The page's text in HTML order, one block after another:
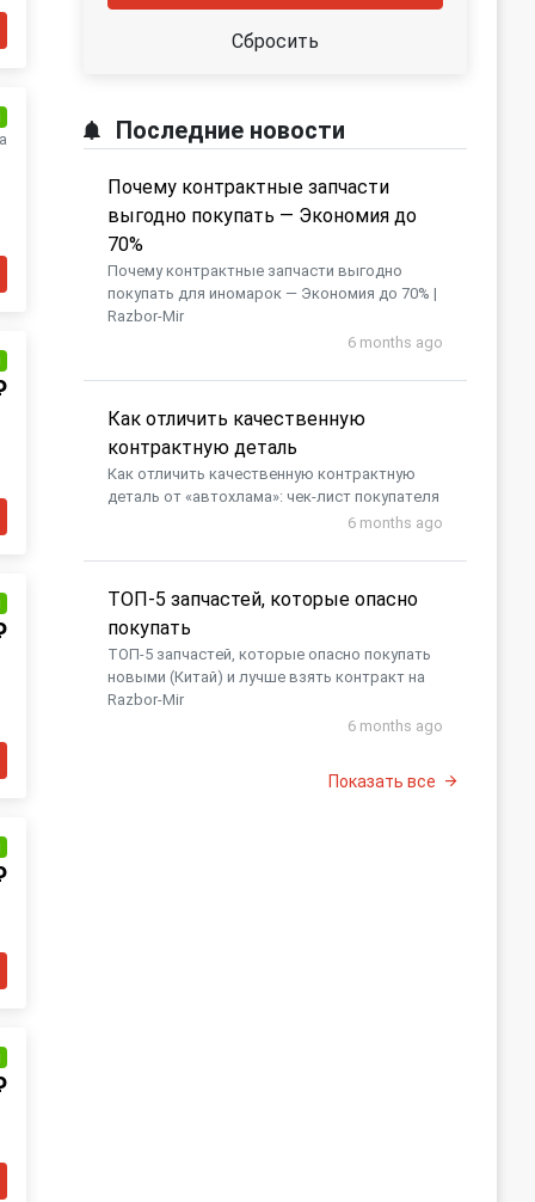
Сбросить
Последние новости
Почему контрактные запчасти
выгодно покупать — Экономия до
70%
Почему контрактные запчасти выгодно
покупать для иномарок — Экономия до 70% |
Razbor-Mir
6 months ago
Как отличить качественную
контрактную деталь
Как отличить качественную контрактную
деталь от «автохлама»: чек-лист покупателя
6 months ago
​ТОП-5 запчастей, которые опасно
покупать
​ТОП-5 запчастей, которые опасно покупать
новыми (Китай) и лучше взять контракт на
Razbor-Mir
6 months ago
Показать все